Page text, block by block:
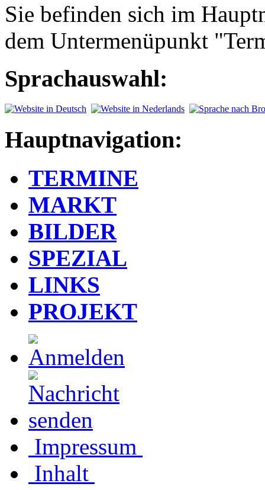
Sie befinden sich im
dem Untermenüpunkt
Sprachauswahl:
Hauptnavigation:
TERMINE
MARKT
BILDER
SPEZIAL
LINKS
PROJEKT
Impressum
Inhalt